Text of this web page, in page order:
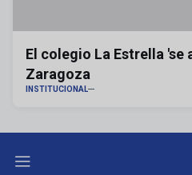
El colegio La Estrella 'se
Zaragoza
INSTITUCIONAL